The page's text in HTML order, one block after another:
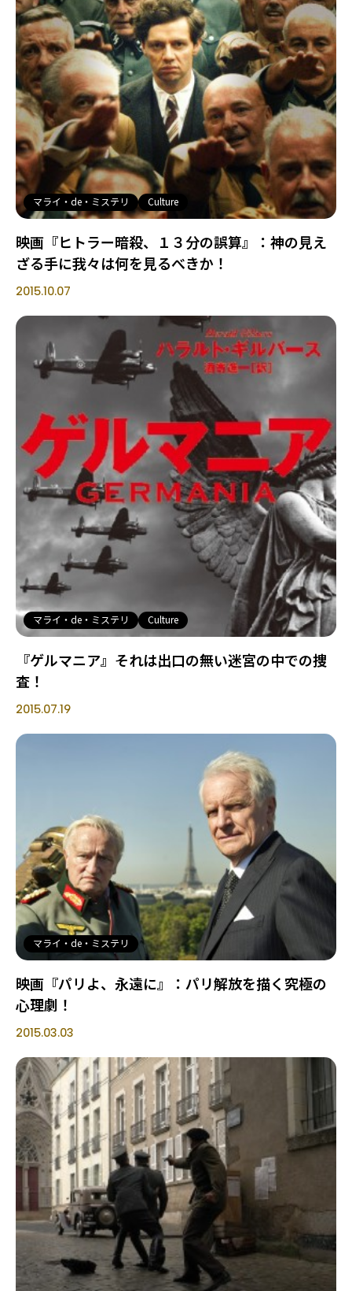
マライ・de・ミステリ Culture
映画『ヒトラー暗殺、１３分の誤算』：神の見え
ざる手に我々は何を見るべきか！
2015.10.07
マライ・de・ミステリ Culture
『ゲルマニア』それは出口の無い迷宮の中での捜
査！
2015.07.19
マライ・de・ミステリ
映画『パリよ、永遠に』：パリ解放を描く究極の
心理劇！
2015.03.03